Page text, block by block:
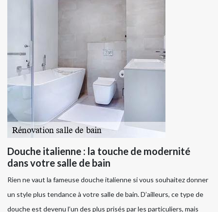
Douche italienne : la touche de modernité
dans votre salle de bain
Rien ne vaut la fameuse douche italienne si vous souhaitez donner
un style plus tendance à votre salle de bain. D’ailleurs, ce type de
douche est devenu l’un des plus prisés par les particuliers, mais